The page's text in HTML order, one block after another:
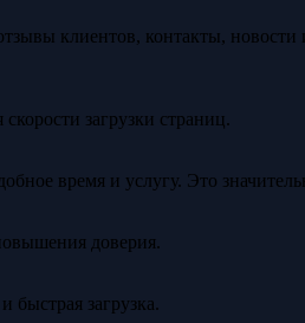
клиентов, контакты, новости
загрузки страниц.
время и услугу. Это
доверия.
загрузка.